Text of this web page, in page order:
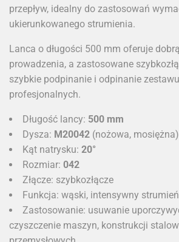
przepływ, idealny do zastosowań
ukierunkowanego strumienia.
Lanca o długości 500 mm oferuje
prowadzenia, a zastosowane
szybkie podpinanie i odpinanie
profesjonalnych.
Długość lancy: 500 mm
Dysza: M20042 (nożowa, mosiężna)
Kąt natrysku: 20°
Rozmiar: 042
Złącze: szybkozłącze
Funkcja: wąski, intensywny
Zastosowanie: usuwanie
czyszczenie maszyn, konstrukcji